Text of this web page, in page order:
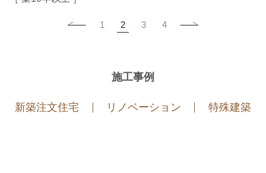
1 2 3 4
施工事例
新築注文住宅 リノベーション 特殊建築